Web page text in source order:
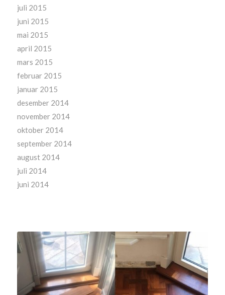
juli 2015
juni 2015
mai 2015
april 2015
mars 2015
februar 2015
januar 2015
desember 2014
november 2014
oktober 2014
september 2014
august 2014
juli 2014
juni 2014